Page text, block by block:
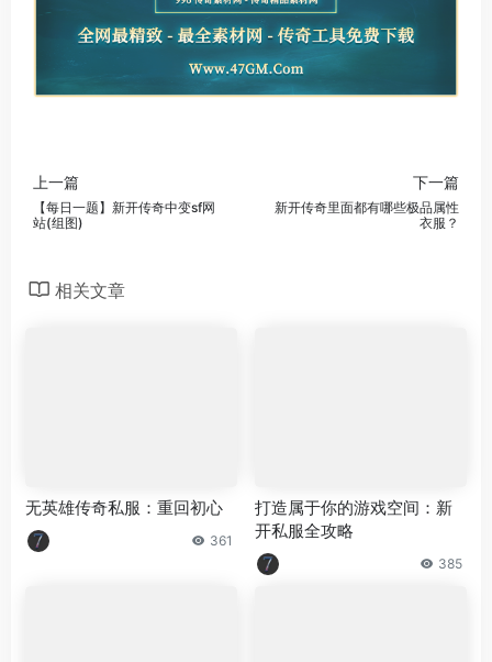
上一篇
【每日一题】新开传奇中变sf网
站(组图)
下一篇
新开传奇里面都有哪些极品属性
衣服？
相关文章
无英雄传奇私服：重回初心
361
打造属于你的游戏空间：新
开私服全攻略
385